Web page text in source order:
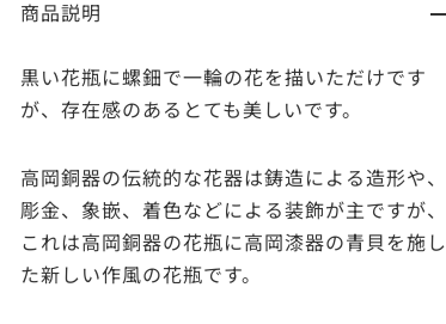
商品説明
黒い花瓶に螺鈿で一輪の花を描いただけです
が、存在感のあるとても美しいです。
高岡銅器の伝統的な花器は鋳造による造形や、
彫金、象嵌、着色などによる装飾が主ですが、
これは高岡銅器の花瓶に高岡漆器の青貝を施し
た新しい作風の花瓶です。